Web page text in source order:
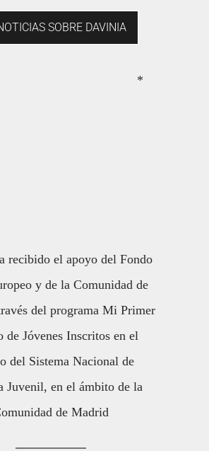
SOBRE DAVINIA
*
recibido el apoyo del Fondo
y de la Comunidad de
del programa Mi Primer
de Jóvenes Inscritos en el
del Sistema Nacional de
Juvenil, en el ámbito de la
de Madrid